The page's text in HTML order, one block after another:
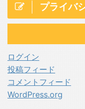
プライバ
ログイン
投稿フィード
コメントフィード
WordPress.org